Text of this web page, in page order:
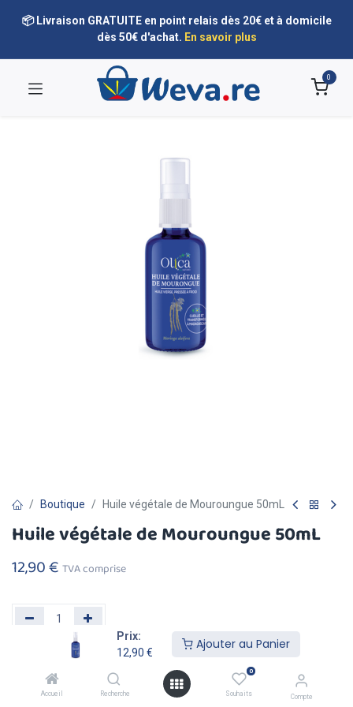
Prix:
12,90 €
Ajouter au Panier
Accueil Recherche
0
Souhaits Compte
📦 Livraison GRATUITE en point relais dès 20€ et à domicile
dès 50€ d'achat. En savoir plus
0
Boutique Huile végétale de Mouroungue 50mL
Huile végétale de Mouroungue 50mL
12,90€ TVA comprise
Ajouter au
Panier
Maintenant